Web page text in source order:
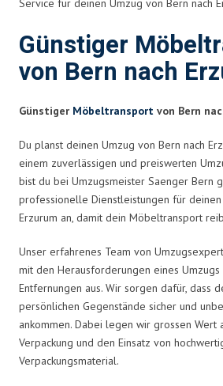
Service für deinen Umzug von Bern nach
Günstiger
von Bern nach
Günstiger Möbeltransport von Bern
Du planst deinen Umzug von Bern nach
einem zuverlässigen und preiswerten
bist du bei Umzugsmeister Saenger Bern
professionelle Dienstleistungen für deinen
Erzurum an, damit dein Möbeltransport
Unser erfahrenes Team von
mit den Herausforderungen eines
Entfernungen aus. Wir sorgen dafür, dass
persönlichen Gegenstände sicher und
ankommen. Dabei legen wir grossen
Verpackung und den Einsatz von
Verpackungsmaterial.